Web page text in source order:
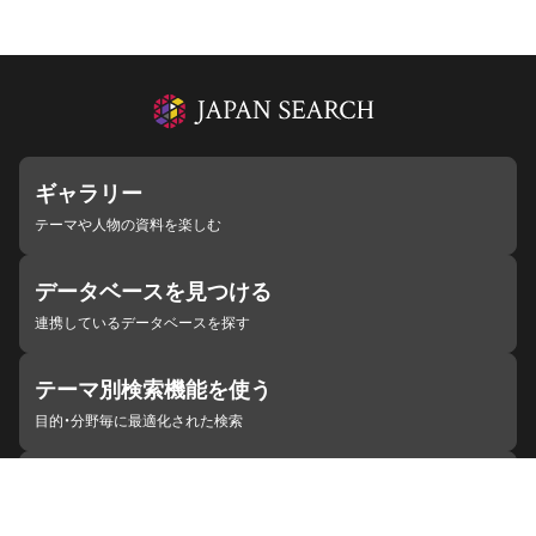
ギャラリー
テーマや人物の資料を楽しむ
データベースを見つける
連携しているデータベースを探す
テーマ別検索機能を使う
目的・分野毎に最適化された検索